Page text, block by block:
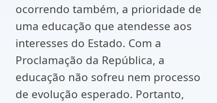
ocorrendo também, a prioridade de
uma educação que atendesse aos
interesses do Estado. Com a
Proclamação da República, a
educação não sofreu nem processo
de evolução esperado. Portanto,